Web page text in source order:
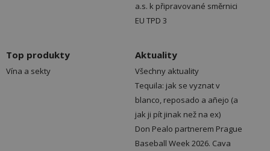
a.s. k připravované směrnici
EU TPD 3
Top produkty
Vína a sekty
Aktuality
Všechny aktuality
Tequila: jak se vyznat v
blanco, reposado a añejo (a
jak ji pít jinak než na ex)
Don Pealo partnerem Prague
Baseball Week 2026. Cava